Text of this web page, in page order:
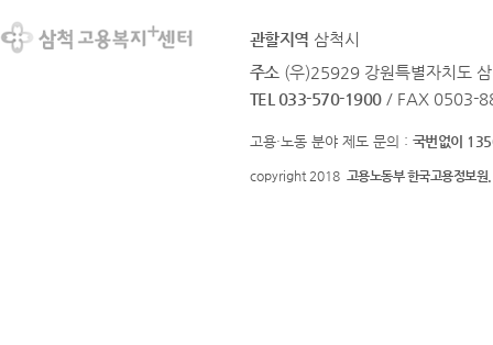
관할지역 삼척시
주소 (우)25929 강원특별자치도
TEL 033-570-1900 / FAX 0503-
고용·노동 분야 제도 문의 : 국번없이
copyright 2018 고용노동부 한국고용정보원.